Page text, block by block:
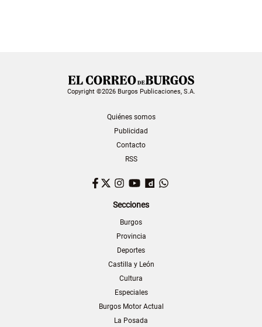
Copyright ©2026 Burgos Publicaciones, S.A.
Quiénes somos
Publicidad
Contacto
RSS
Facebook
TwitterInstagram
YouTubeDailymotion
Secciones
Burgos
Provincia
Deportes
Castilla y León
Cultura
Especiales
Burgos Motor Actual
La Posada